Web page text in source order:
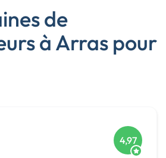
de
à Arras pour
4,97